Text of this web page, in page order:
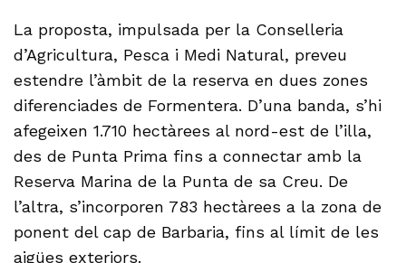
La proposta, impulsada per la Conselleria
d’Agricultura, Pesca i Medi Natural, preveu
estendre l’àmbit de la reserva en dues zones
diferenciades de Formentera. D’una banda, s’hi
afegeixen 1.710 hectàrees al nord-est de l’illa,
des de Punta Prima fins a connectar amb la
Reserva Marina de la Punta de sa Creu. De
l’altra, s’incorporen 783 hectàrees a la zona de
ponent del cap de Barbaria, fins al límit de les
aigües exteriors.